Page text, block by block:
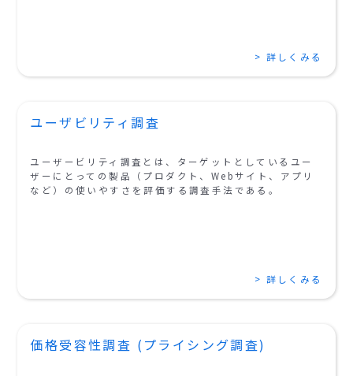
> 詳しくみる
ユーザビリティ調査
ユーザービリティ調査とは、ターゲットとしているユー
ザーにとっての製品（プロダクト、Webサイト、アプリ
など）の使いやすさを評価する調査手法である。
> 詳しくみる
価格受容性調査 (プライシング調査)